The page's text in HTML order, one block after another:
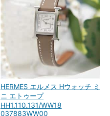
HERMES エルメス Hウォッチ ミ
ニ エトゥープ
HH1.110.131/WW18
037883WW00